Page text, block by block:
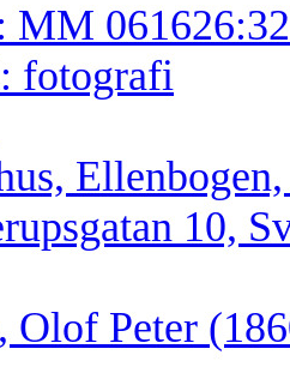
MM
fotografi
10,
Olof Peter